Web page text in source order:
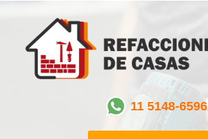
11 5148-6596